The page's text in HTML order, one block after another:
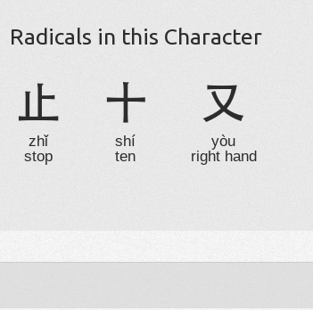
Radicals in this Character
止
zhǐ
stop
十
shí
ten
又
yòu
right hand